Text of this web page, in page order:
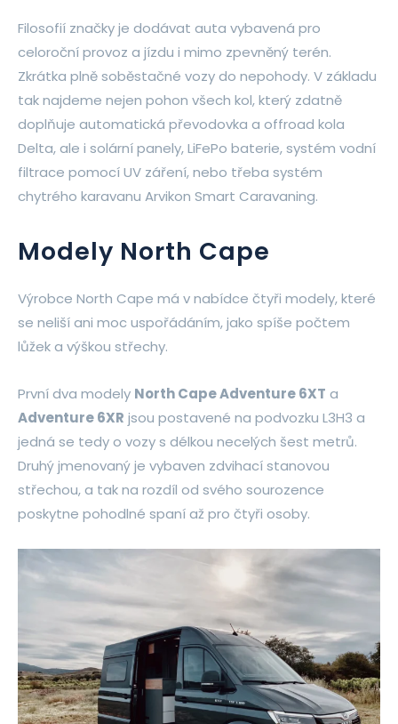
Filosofií značky je dodávat auta vybavená pro
celoroční provoz a jízdu i mimo zpevněný terén.
Zkrátka plně soběstačné vozy do nepohody. V základu
tak najdeme nejen pohon všech kol, který zdatně
doplňuje automatická převodovka a offroad kola
Delta, ale i solární panely, LiFePo baterie, systém vodní
filtrace pomocí UV záření, nebo třeba systém
chytrého karavanu Arvikon Smart Caravaning.
Modely North Cape
Výrobce North Cape má v nabídce čtyři modely, které
se neliší ani moc uspořádáním, jako spíše počtem
lůžek a výškou střechy.
První dva modely North Cape Adventure 6XT a
Adventure 6XR jsou postavené na podvozku L3H3 a
jedná se tedy o vozy s délkou necelých šest metrů.
Druhý jmenovaný je vybaven zdvihací stanovou
střechou, a tak na rozdíl od svého sourozence
poskytne pohodlné spaní až pro čtyři osoby.